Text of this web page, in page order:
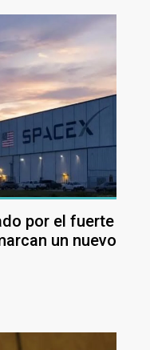
por el fuerte
un nuevo